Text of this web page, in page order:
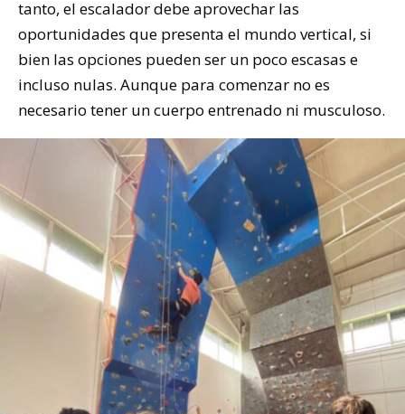
tanto, el escalador debe aprovechar las
oportunidades que presenta el mundo vertical, si
bien las opciones pueden ser un poco escasas e
incluso nulas. Aunque para comenzar no es
necesario tener un cuerpo entrenado ni musculoso.